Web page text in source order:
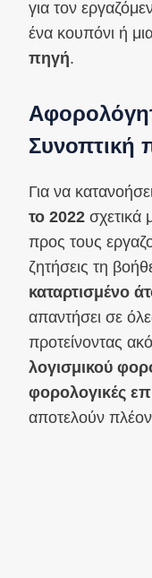
για τον
ένα κουπόνι ή
πηγή.
Συνοπτική
Για να
το 2022 σχετικά
προς τους
ζητήσεις τη
καταρτισμένο
απαντήσει σε
προτείνοντας
λογισμικού
φορολογικές
αποτελούν